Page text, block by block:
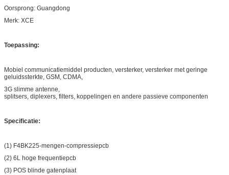
Oorsprong: Guangdong
Merk: XCE
Toepassing:
Mobiel communicatiemiddel producten, versterker, versterker met geringe
geluidssterkte, GSM, CDMA,
3G slimme antenne,
splitsers, diplexers, filters, koppelingen en andere passieve componenten
Specificatie:
(1) F4BK225-mengen-compressiepcb
(2) 6L hoge frequentiepcb
(3) POS blinde gatenplaat